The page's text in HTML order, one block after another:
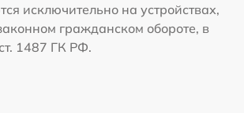
исключительно на устройствах,
гражданском обороте, в
1487 ГК РФ.